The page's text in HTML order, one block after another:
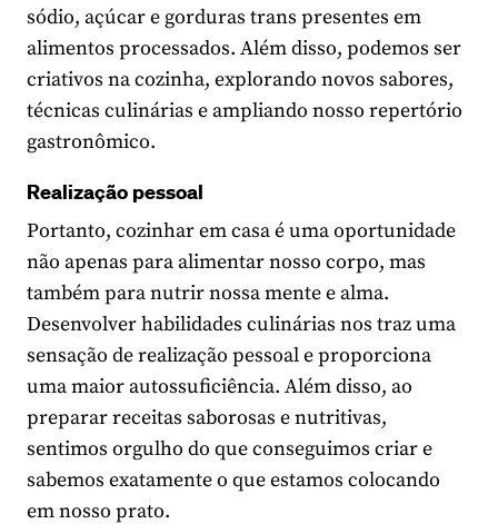
sódio, açúcar e gorduras trans presentes em
alimentos processados. Além disso, podemos ser
criativos na cozinha, explorando novos sabores,
técnicas culinárias e ampliando nosso repertório
gastronômico.
Realização pessoal
Portanto, cozinhar em casa é uma oportunidade
não apenas para alimentar nosso corpo, mas
também para nutrir nossa mente e alma.
Desenvolver habilidades culinárias nos traz uma
sensação de realização pessoal e proporciona
uma maior autossuficiência. Além disso, ao
preparar receitas saborosas e nutritivas,
sentimos orgulho do que conseguimos criar e
sabemos exatamente o que estamos colocando
em nosso prato.